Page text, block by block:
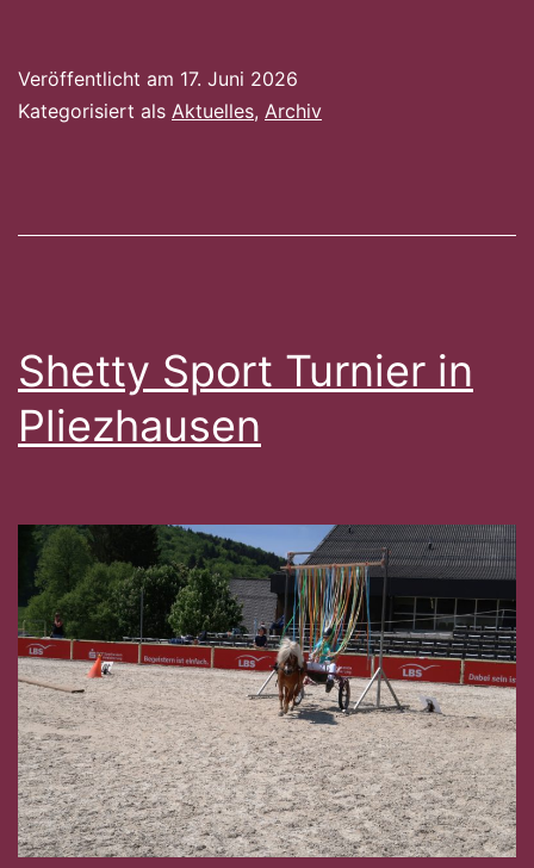
Veröffentlicht am 17. Juni 2026
Kategorisiert als Aktuelles, Archiv
Shetty Sport Turnier in
Pliezhausen